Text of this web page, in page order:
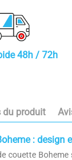
48h / 72h
du produit
: design
couette